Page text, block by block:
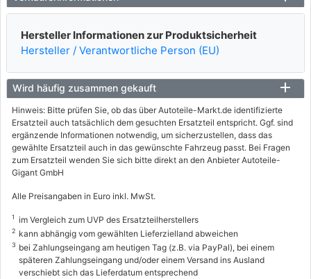
Hersteller Informationen zur Produktsicherheit
Hersteller / Verantwortliche Person (EU)
Wird häufig zusammen gekauft
Hinweis: Bitte prüfen Sie, ob das über Autoteile-Markt.de identifizierte
Ersatzteil auch tatsächlich dem gesuchten Ersatzteil entspricht. Ggf. sind
ergänzende Informationen notwendig, um sicherzustellen, dass das
gewählte Ersatzteil auch in das gewünschte Fahrzeug passt. Bei Fragen
zum Ersatzteil wenden Sie sich bitte direkt an den Anbieter Autoteile-
Gigant GmbH
Alle Preisangaben in Euro inkl. MwSt.
1 im Vergleich zum UVP des Ersatzteilherstellers
2 kann abhängig vom gewählten Lieferzielland abweichen
3 bei Zahlungseingang am heutigen Tag (z.B. via PayPal), bei einem
späteren Zahlungseingang und/oder einem Versand ins Ausland
verschiebt sich das Lieferdatum entsprechend